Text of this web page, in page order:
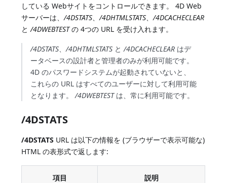
している Webサイトをコントロールできます。 4D Web
サーバーは、/4DSTATS、/4DHTMLSTATS、/4DCACHECLEAR
と/4DWEBTESTの 4つの URL を受け入れます。
/4DSTATS、/4DHTMLSTATS と/4DCACHECLEAR はデ
ータベースの設計者と管理者のみが利用可能です。
4D のパスワードシステムが起動されていないと、
これらの URL はすべてのユーザーに対して利用可能
となります。/4DWEBTESTは、常に利用可能です。
/4DSTATS
/4DSTATS URL は以下の情報を (ブラウザーで表示可能な)
HTML の表形式で返します:
項目 説明